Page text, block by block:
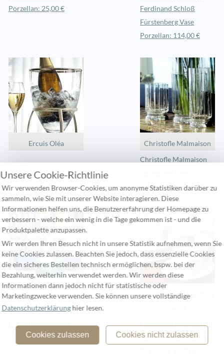
Porzellan: 25,00 €
Ferdinand Schloß
Fürstenberg Vase
Porzellan: 114,00 €
Ercuis Oléa
Christofle Malmaison
Christofle Malmaison
Silberauflage: 950,00 €
Moser Bonbon
Moser Bonbon
Dekanter alexandrit
Glas: 2.304,57 €
Fürstenberg Wagenfeld
Fürstenberg Wagenfeld
weiss Schale stapelbar
Unsere Cookie-Richtlinie
Wir verwenden Browser-Cookies, um anonyme Statistiken darüber zu
sammeln, wie Sie mit unserer Website interagieren. Diese
Informationen helfen uns, die Benutzererfahrung der Homepage zu
verbessern - welche ein wenig in die Tage gekommen ist - und die
Produktpalette anzupassen.
Wir werden Ihren Besuch nicht in unsere Statistik aufnehmen, wenn Sie
keine Cookies zulassen. Beachten Sie jedoch, dass essenzielle Cookies
die ein sicheres Bestellen technisch ermöglichen, bspw. bei der
Bezahlung, weiterhin verwendet werden. Wir werden diese
Informationen dann jedoch nicht für statistische oder
Marketingzwecke verwenden. Sie können unsere vollständige
Datenschutzerklärunghier lesen.
Cookies zulassen Cookies nicht zulassen